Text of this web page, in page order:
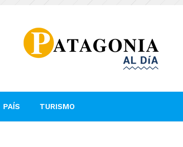
PAÍS TURISMO